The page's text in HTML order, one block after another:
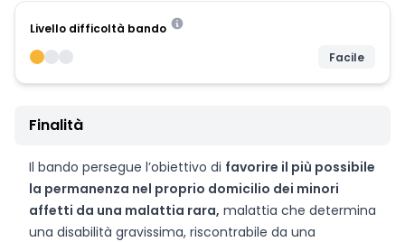
Livello difficoltà bando
Facile
Finalità
Il bando persegue l’obiettivo di favorire il più possibile
la permanenza nel proprio domicilio dei minori
affetti da una malattia rara, malattia che determina
una disabilità gravissima, riscontrabile da una